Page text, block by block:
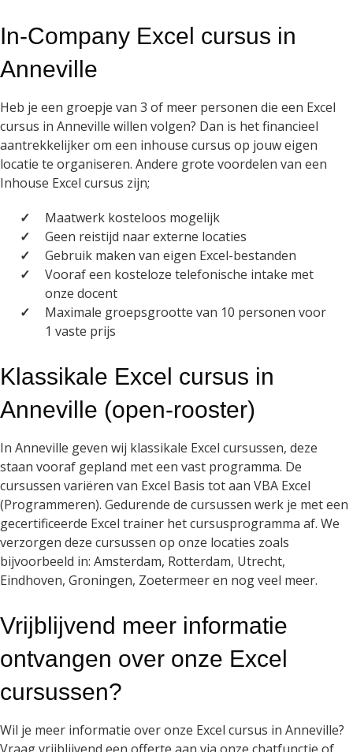
In-Company Excel cursus in
Anneville
Heb je een groepje van 3 of meer personen die een Excel
cursus in Anneville willen volgen? Dan is het financieel
aantrekkelijker om een inhouse cursus op jouw eigen
locatie te organiseren. Andere grote voordelen van een
Inhouse Excel cursus zijn;
Maatwerk kosteloos mogelijk
Geen reistijd naar externe locaties
Gebruik maken van eigen Excel-bestanden
Vooraf een kosteloze telefonische intake met
onze docent
Maximale groepsgrootte van 10 personen voor
1 vaste prijs
Klassikale Excel cursus in
Anneville (open-rooster)
In Anneville geven wij klassikale Excel cursussen, deze
staan vooraf gepland met een vast programma. De
cursussen variëren van Excel Basis tot aan VBA Excel
(Programmeren). Gedurende de cursussen werk je met een
gecertificeerde Excel trainer het cursusprogramma af. We
verzorgen deze cursussen op onze locaties zoals
bijvoorbeeld in: Amsterdam, Rotterdam, Utrecht,
Eindhoven, Groningen, Zoetermeer en nog veel meer.
Vrijblijvend meer informatie
ontvangen over onze Excel
cursussen?
Wil je meer informatie over onze Excel cursus in Anneville?
Vraag vrijblijvend een offerte aan via onze chatfunctie of